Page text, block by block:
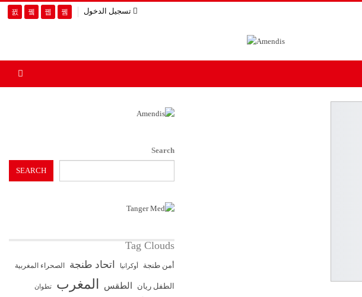
تسجيل الدخول
Search
SEARCH
Tag Clouds
أمن طنجة أوكرانيا اتحاد طنجة الصحراء المغربية
الطفل ريان الطقس المغرب تطوان